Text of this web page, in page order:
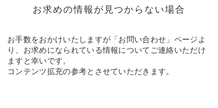
お求めの情報が見つからない場合
お手数をおかけいたしますが「 お問い合わせ 」ページよ
り、お求めになられている情報についてご連絡いただけ
ますと幸いです。
コンテンツ拡充の参考とさせていただきます。